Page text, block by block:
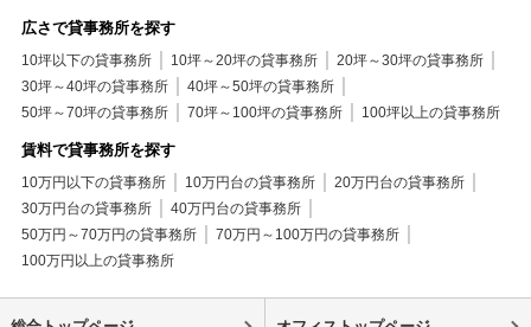
広さで貸事務所を探す
10坪以下の貸事務所 10坪～20坪の貸事務所
20坪～30坪の貸事務所
30坪～40坪の貸事務所
40坪～50坪の貸事務所
50坪～70坪の貸事務所
70坪～100坪の貸事務所 100坪以上の貸事務所
賃料で貸事務所を探す
10万円以下の貸事務所 10万円台の貸事務所
20万円台の貸事務所
30万円台の貸事務所
40万円台の貸事務所
50万円～70万円の貸事務所
70万円～100万円の貸事務所
100万円以上の貸事務所